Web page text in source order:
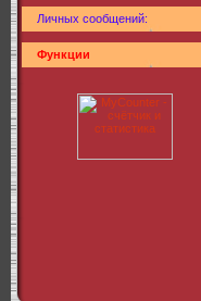
Личных сообщений:
Функции